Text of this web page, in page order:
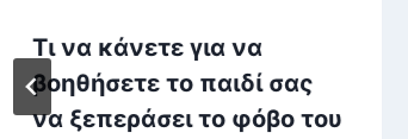
Τι να κάνετε για να
βοηθήσετε το παιδί σας
να ξεπεράσει το φόβο του